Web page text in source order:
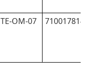
TE-OM-07